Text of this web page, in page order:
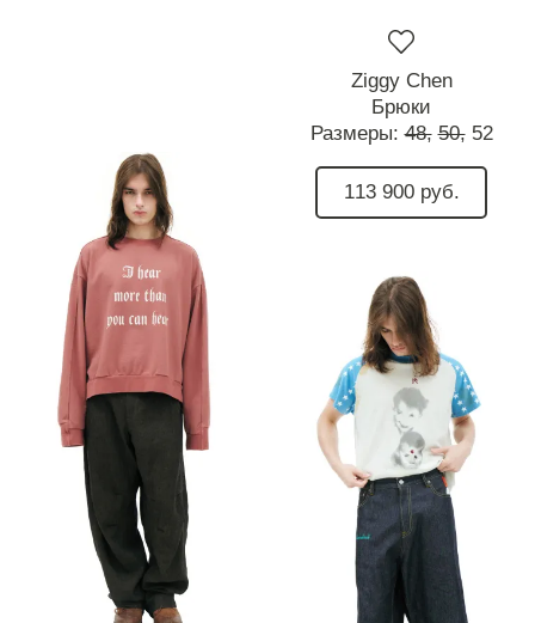
Ziggy Chen
Брюки
Размеры:48, 50, 52
113 900 руб.